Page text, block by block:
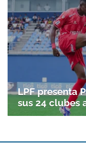
LPF presenta
sus 24 clubes